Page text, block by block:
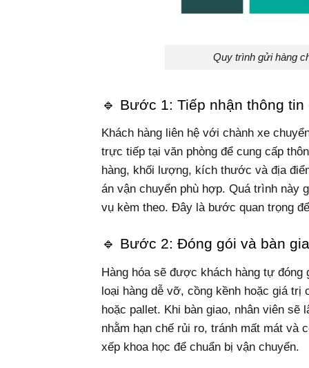
Quy trình gửi hàng
🔹 Bước 1: Tiếp nhận thông
Khách hàng liên hệ với chành xe
trực tiếp tại văn phòng để cung cấp
hàng, khối lượng, kích thước và địa
án vận chuyển phù hợp. Quá trình này
vụ kèm theo. Đây là bước quan trọng
🔹 Bước 2: Đóng gói và bàn
Hàng hóa sẽ được khách hàng tự
loại hàng dễ vỡ, cồng kềnh hoặc giá
hoặc pallet. Khi bàn giao, nhân viên sẽ
nhằm hạn chế rủi ro, tránh mất mát
xếp khoa học để chuẩn bị vận chuyển.